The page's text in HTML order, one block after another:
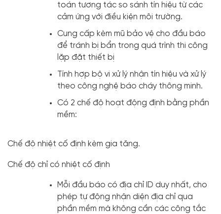
toán tương tác so sánh tín hiệu từ các
cảm ứng với điều kiện môi trường.
Cung cấp kèm mũ bảo vệ cho đầu báo
để tránh bị bẩn trong quá trình thi công
lặp đặt thiết bị
Tính hợp bộ vi xử lý nhận tín hiệu và xử lý
theo công nghệ báo cháy thông minh.
Có 2 chế độ hoạt động định bằng phần
mềm:
Chế độ nhiệt cố định kèm gia tăng.
Chế độ chỉ có nhiệt cố định
Mỗi đầu báo có địa chỉ ID duy nhất, cho
phép tự động nhận diện địa chỉ qua
phần mềm mà không cần các công tắc